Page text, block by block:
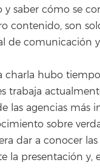
saber cómo se
contenido, son
de comunicación
charla hubo
trabaja
las agencias
sobre
dar a conocer
la presentación